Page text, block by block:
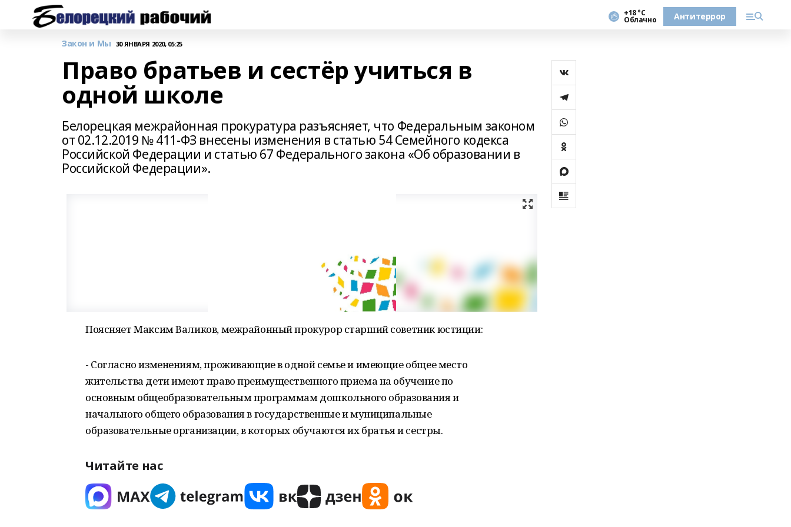
+18 °С
Облачно Антитеррор
Закон и Мы 30 ЯНВАРЯ 2020, 05:25
Право братьев и сестёр учиться в
одной школе
Белорецкая межрайонная прокуратура разъясняет, что Федеральным законом
от 02.12.2019 № 411-ФЗ внесены изменения в статью 54 Семейного кодекса
Российской Федерации и статью 67 Федерального закона «Об образовании в
Российской Федерации».
Поясняет Максим Валиков, межрайонный прокурор старший советник юстиции:
- Согласно изменениям, проживающие в одной семье и имеющие общее место
жительства дети имеют право преимущественного приема на обучение по
основным общеобразовательным программам дошкольного образования и
начального общего образования в государственные и муниципальные
образовательные организации, в которых обучаются их братья и сестры.
Читайте нас